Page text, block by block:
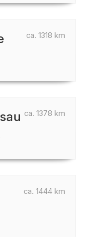
ca. 1318 km
ca. 1378 km
ca. 1444 km